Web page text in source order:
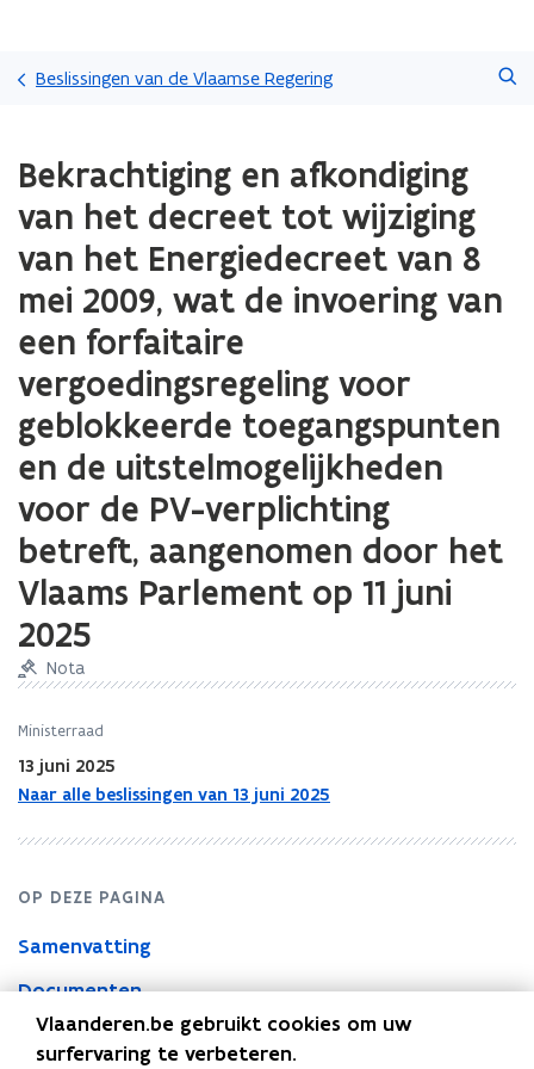
en
naar
gaan
Beslissingen van de Vlaamse Regering
met
laden.
zich
op:
Bekrachtiging
van
het
decreet
tot
van
het
Energiedecreet
van
mei
2009,
wat
invoering
van
een
vergoedingsregeling
geblokkeerde
uitstelmogelijkheden
Bekrachtiging en afkondiging
van het decreet tot wijziging
van het Energiedecreet van 8
mei 2009, wat de invoering van
een forfaitaire
vergoedingsregeling voor
geblokkeerde toegangspunten
en de uitstelmogelijkheden
voor de PV-verplichting
betreft, aangenomen door het
Vlaams Parlement op 11 juni
2025
Nota
Ministerraad
13 juni 2025
Naar alle beslissingen van 13 juni 2025
OP DEZE PAGINA
Samenvatting
Documenten
Vlaanderen.be gebruikt cookies om uw
surfervaring te verbeteren.